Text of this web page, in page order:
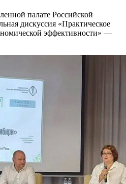
палате Российской
дискуссия «Практическое
эффективности» —